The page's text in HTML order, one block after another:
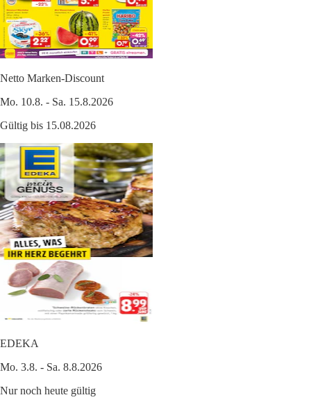
Netto Marken-Discount
Mo. 10.8. - Sa. 15.8.2026
Gültig bis 15.08.2026
EDEKA
Mo. 3.8. - Sa. 8.8.2026
Nur noch heute gültig